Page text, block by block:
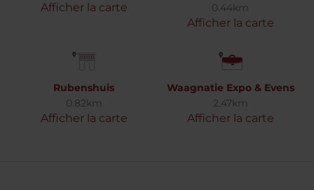
Afficher la carte
0.44km
Afficher la carte
Rubenshuis
0.82km
Afficher la carte
Waagnatie Expo & Evens
2.47km
Afficher la carte